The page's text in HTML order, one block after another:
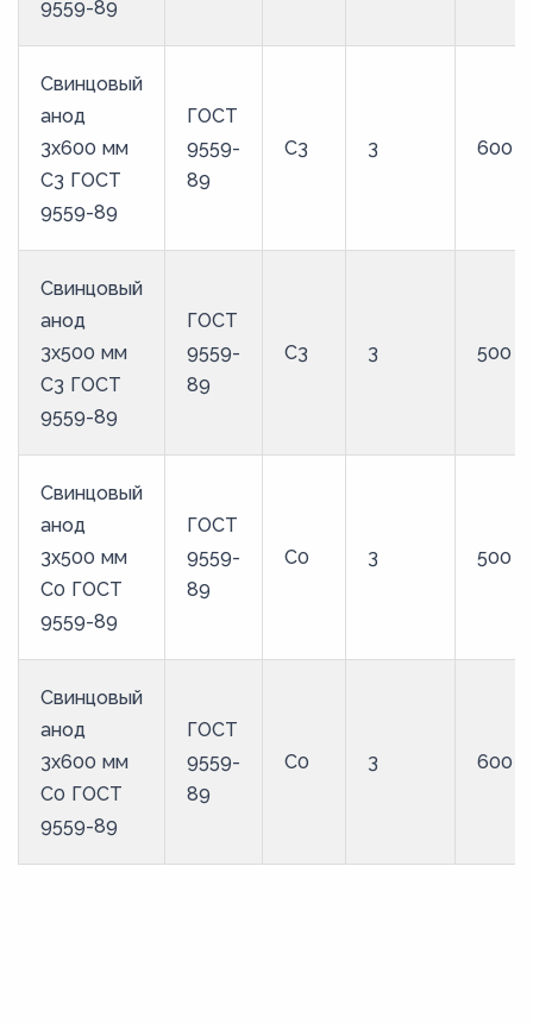
9559-89
Свинцовый
анод
3x600 мм
С3 ГОСТ
9559-89
ГОСТ
9559-
89
С3 3 600
Свинцовый
анод
3x500 мм
С3 ГОСТ
9559-89
ГОСТ
9559-
89
С3 3 500
Свинцовый
анод
3x500 мм
С0 ГОСТ
9559-89
ГОСТ
9559-
89
С0 3 500
Свинцовый
анод
3x600 мм
С0 ГОСТ
9559-89
ГОСТ
9559-
89
С0 3 600